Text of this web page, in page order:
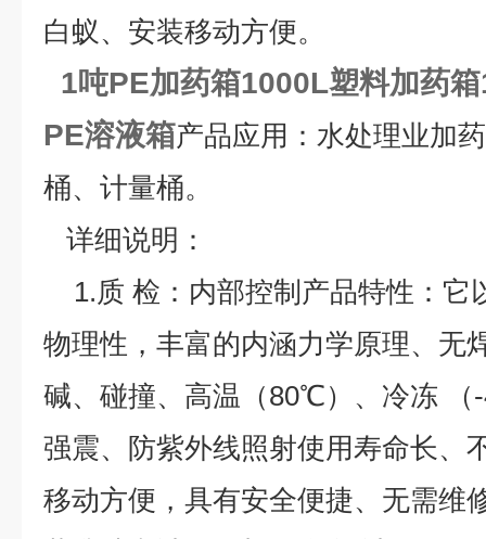
白蚁、安装移动方便。
1吨PE加药箱1000L塑料加药箱
PE溶液箱产品应用 ：水处理业加
桶、计量桶。
详细说明：
1.质 检：内部控制产品特性：它
物理性，丰富的内涵力学原理、无
碱、碰撞、高温（80℃）、冷冻
强震、防紫外线照射使用寿命长、
移动方便，具有安全便捷、无需维